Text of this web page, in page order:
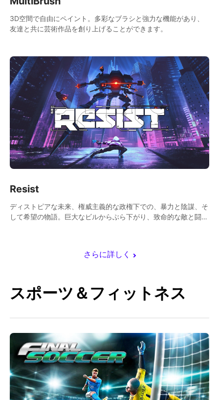
さらに詳しく
3D空間で自由にペイント。多彩なブラシと強力な機能があり、
友達と共に芸術作品を創り上げることができます。
Resist
ディストピアな未来、権威主義的な政権下での、暴力と陰謀、そ
して希望の物語。巨大なビルからぶら下がり、致命的な敵と闘い
スポーツ＆フィットネス